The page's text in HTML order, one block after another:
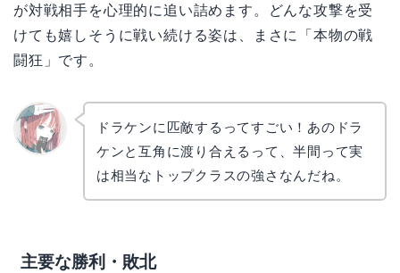
が対戦相手を心理的に追い詰めます。どんな攻撃を受
けても嬉しそうに戦い続ける姿は、まさに「本物の戦
闘狂」です。
ドラケンに匹敵するってすごい！あのドラ
ケンと互角に渡り合えるって、半間って実
は相当なトップクラスの強さなんだね。
主要な勝利・敗北